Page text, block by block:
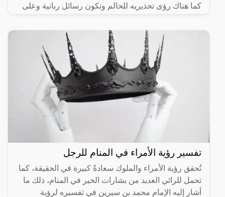
كما هناك رؤى تحذيريه للحالم وتكون رسائل ربانية وعلى
تفسير رؤية الأمراء في المنام للرجل
تُحقق رؤية الأمراء والملوك سعادةً كبيرة في الحقيقة، كما
تحمل للرائي العديد من بشارات الخير في المنام، ذلك ما
أشار إليه الإمام محمد بن سيرين في تفسيره لرؤية